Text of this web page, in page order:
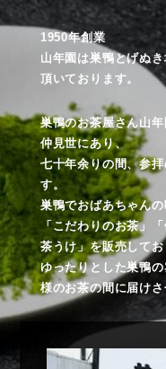
1950年創業
山年園は巣鴨とげぬ
頂いております。
巣鴨のお茶屋さん山
仲見世にあり、
七十年余りの間、参
す。
巣鴨でおばあちゃん
「こだわりのお茶」
茶うけ」を販売してお
ゆったりとした巣鴨
様のお茶の間に届けさ